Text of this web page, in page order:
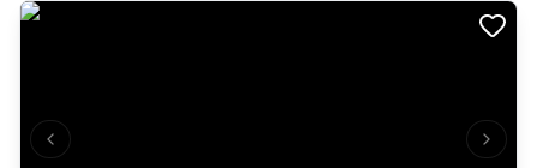
Previous slide Next